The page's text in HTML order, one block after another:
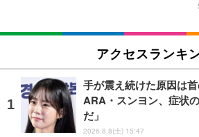
アクセスランキ
手が震え続けた原因は
ARA・スンヨン、症状
だ」
2026.8.8(土) 15:47